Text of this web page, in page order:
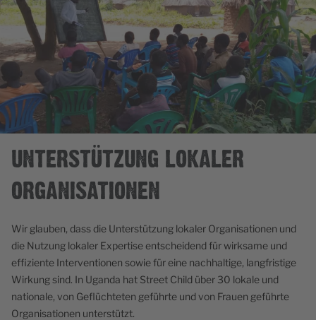
UNTERSTÜTZUNG LOKALER
ORGANISATIONEN
Wir glauben, dass die Unterstützung lokaler Organisationen und
die Nutzung lokaler Expertise entscheidend für wirksame und
effiziente Interventionen sowie für eine nachhaltige, langfristige
Wirkung sind. In Uganda hat Street Child über 30 lokale und
nationale, von Geflüchteten geführte und von Frauen geführte
Organisationen unterstützt.